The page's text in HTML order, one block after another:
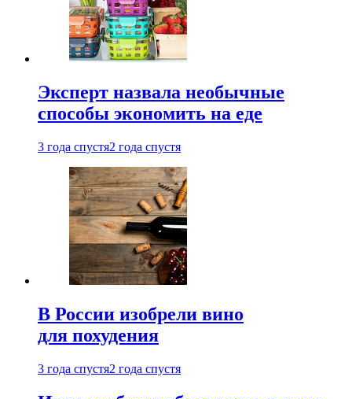
Эксперт назвала необычные
способы экономить на еде
3 года спустя2 года спустя
В России изобрели вино
для похудения
3 года спустя2 года спустя